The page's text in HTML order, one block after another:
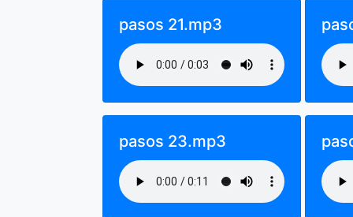
pasos 21.mp3
pasos 23.mp3